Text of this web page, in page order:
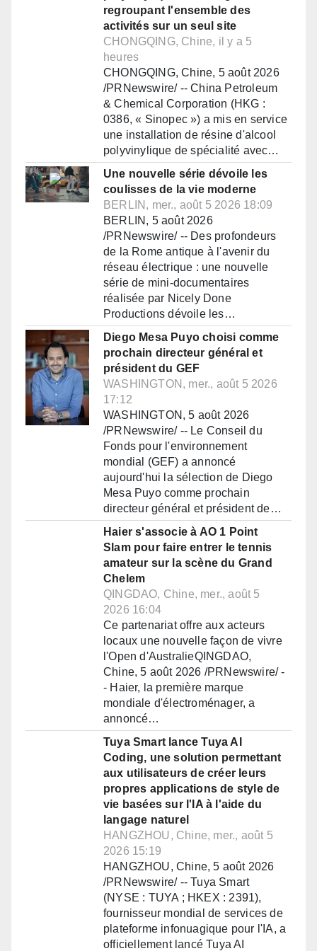
regroupant l'ensemble des
activités sur un seul site
CHONGQING, Chine, il y a 5
heures
CHONGQING, Chine, 5 août 2026
/PRNewswire/ -- China Petroleum
& Chemical Corporation (HKG :
0386, « Sinopec ») a mis en service
une installation de résine d'alcool
polyvinylique de spécialité avec…
Une nouvelle série dévoile les
coulisses de la vie moderne
BERLIN, mer., août 5 2026 18:09
BERLIN, 5 août 2026
/PRNewswire/ -- Des profondeurs
de la Rome antique à l'avenir du
réseau électrique : une nouvelle
série de mini-documentaires
réalisée par Nicely Done
Productions dévoile les…
Diego Mesa Puyo choisi comme
prochain directeur général et
président du GEF
WASHINGTON, mer., août 5 2026
17:12
WASHINGTON, 5 août 2026
/PRNewswire/ -- Le Conseil du
Fonds pour l'environnement
mondial (GEF) a annoncé
aujourd'hui la sélection de Diego
Mesa Puyo comme prochain
directeur général et président de…
Haier s'associe à AO 1 Point
Slam pour faire entrer le tennis
amateur sur la scène du Grand
Chelem
QINGDAO, Chine, mer., août 5
2026 16:04
Ce partenariat offre aux acteurs
locaux une nouvelle façon de vivre
l'Open d'AustralieQINGDAO,
Chine, 5 août 2026 /PRNewswire/ -
- Haier, la première marque
mondiale d'électroménager, a
annoncé…
Tuya Smart lance Tuya AI
Coding, une solution permettant
aux utilisateurs de créer leurs
propres applications de style de
vie basées sur l'IA à l'aide du
langage naturel
HANGZHOU, Chine, mer., août 5
2026 15:19
HANGZHOU, Chine, 5 août 2026
/PRNewswire/ -- Tuya Smart
(NYSE : TUYA ; HKEX : 2391),
fournisseur mondial de services de
plateforme infonuagique pour l'IA, a
officiellement lancé Tuya AI